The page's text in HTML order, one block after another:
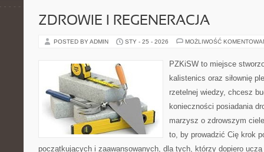
ZDROWIE I REGENERACJA
POSTED BY ADMIN STY - 25 - 2026 MOŻLIWOŚĆ
PZKiSW to miejsce
kalistenics oraz siłownię
rzetelnej wiedzy, chcesz
konieczności posiadania
marzysz o zdrowszym
to, by prowadzić Cię krok
początkujących i zaawansowanych, dla tych, którzy dopiero